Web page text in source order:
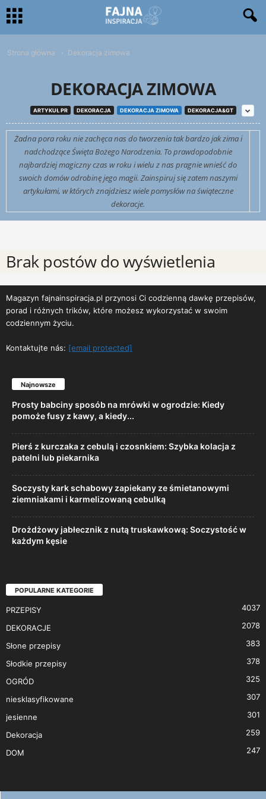
Strona główna Dekoracja zimowa
DEKORACJA ZIMOWA
ARTYKUŁ PR DEKORACJA DEKORACJA ZIMOWA DEKORACJA&GT
Żadna pora roku nie zachęca nas do tworzenia tak bardzo jak zima i
nadchodzące Święta Bożego Narodzenia. To prawdopodobnie
najbardziej magiczny czas w roku i wielu z nas pragnie wnieść do
swoich domów odrobinę jego magii. Zainspiruj się zatem naszymi
artykułami, w których znajdziesz wiele pomysłów na świąteczne
dekoracje.
Brak postów do wyświetlenia
Magazyn fajnainspiracja.pl przynosi Ci codzienną dawkę przepisów,
porad i różnych trików, które możesz wykorzystać w swoim
codziennym życiu.
Kontaktujte nás: [email protected]
Najnowsze
Prosty babciny sposób na mrówki w ogrodzie: Kiedy
pomoże fusy z kawy, a kiedy...
Pierś z kurczaka z cebulą i czosnkiem: Szybka kolacja z
patelni lub piekarnika
Soczysty kark schabowy zapiekany ze śmietanowymi
ziemniakami i karmelizowaną cebulką
Drożdżowy jabłecznik z nutą truskawkową: Soczystość w
każdym kęsie
POPULARNE KATEGORIE
PRZEPISY 4037
DEKORACJE 2078
Słone przepisy 383
Słodkie przepisy 378
OGRÓD 325
niesklasyfikowane 307
jesienne 301
Dekoracja 259
DOM 247